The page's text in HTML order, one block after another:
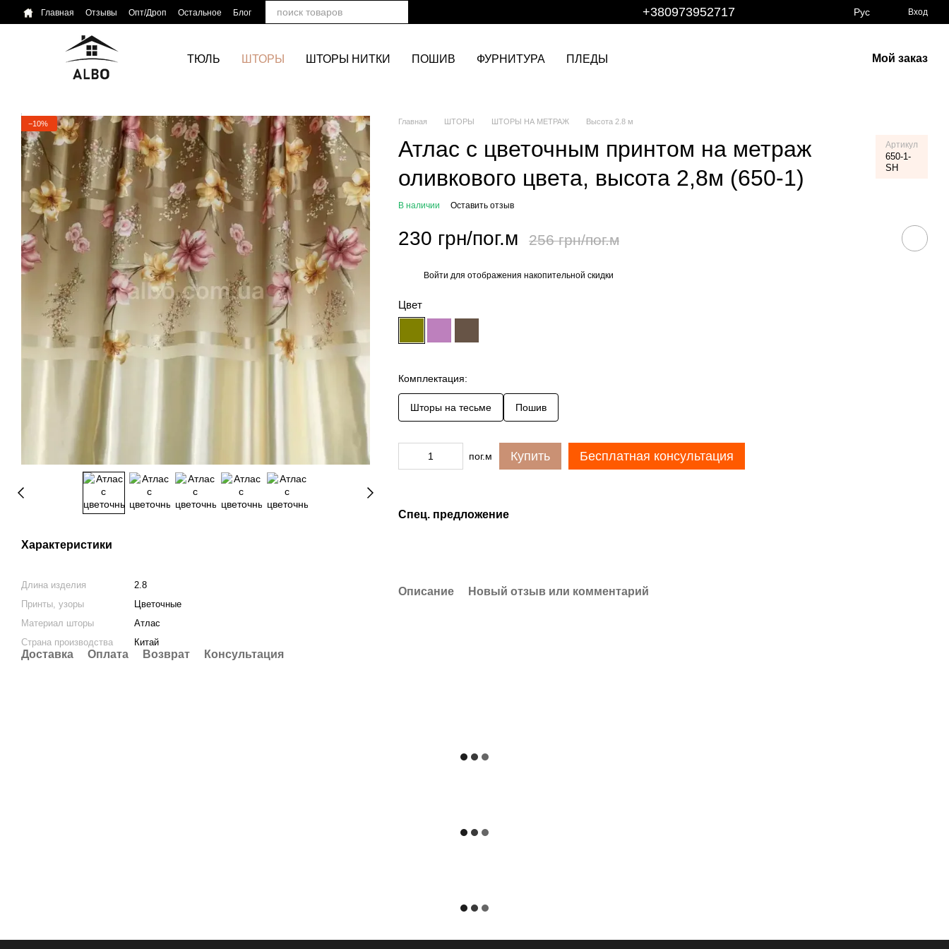
Перейти к основному контенту
Главная Отзывы Опт/Дроп Остальное Блог +380973952717 Рус Вход
ТЮЛЬ ШТОРЫ ШТОРЫ НИТКИ ПОШИВ ФУРНИТУРА ПЛЕДЫ Мой заказ
−10%
Характеристики
Длина изделия
2.8
Принты, узоры
Цветочные
Материал шторы
Атлас
Страна производства
Китай
Доставка Оплата Возврат Консультация
Главная ШТОРЫ ШТОРЫ НА МЕТРАЖ Высота 2.8 м
Атлас с цветочным принтом на метраж
оливкового цвета, высота 2,8м (650-1)
Артикул
650-1-
SH
В наличии Оставить отзыв
230 грн/пог.м 256 грн/пог.м
Войти для отображения накопительной скидки
Цвет
Комплектация:
Шторы на тесьме Пошив
пог.м Купить Бесплатная консультация
Спец. предложение
Описание Новый отзыв или комментарий